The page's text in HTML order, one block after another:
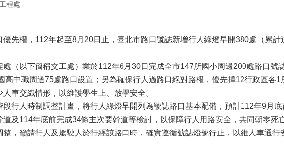
程處
權，112年起至8月20日止，臺北市路口號誌新增行人綠燈早開380處（累計
以下簡稱交工處）業於112年6月30日完成全市147所國小周邊200處路口號
高中職周邊75處路口設置；另為確保行人過路口絕對路權，優先擇12行政區各
車交織情形，以維護學生上、放學安全。
人時制調整計畫，將行人綠燈早開列為號誌路口基本配備，預計112年9月底
道及114年底前完成34條主次要幹道等檢討，以保障行人用路安全，共同朝零死
籲請行人及駕駛人於行經該路口時，確實遵循號誌燈號行止，以維人車通行